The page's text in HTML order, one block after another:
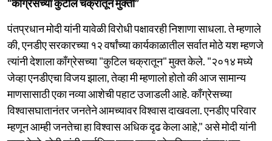
“काँग्रेसच्या कुटील चक्रातून मुक्ती”
पंतप्रधान मोदी यांनी यावेळी विरोधी पक्षावरही निशाणा साधला. ते म्हणाले
की, एनडीए सरकारच्या १२ वर्षांच्या कार्यकाळातील सर्वात मोठे यश म्हणजे
त्यांनी देशाला काँग्रेसच्या "कुटिल चक्रातून" मुक्त केले. "२०१४ मध्ये
जेव्हा एनडीएचा विजय झाला, तेव्हा मी म्हणालो होतो की आज सामान्य
माणसासाठी एका नव्या आशेची पहाट उजाडली आहे. काँग्रेसच्या
विश्वासघातानंतर जनतेने आमच्यावर विश्वास दाखवला. एनडीए परिवार
म्हणून आम्ही जनतेचा हा विश्वास अधिक दृढ केला आहे," असे मोदी यांनी